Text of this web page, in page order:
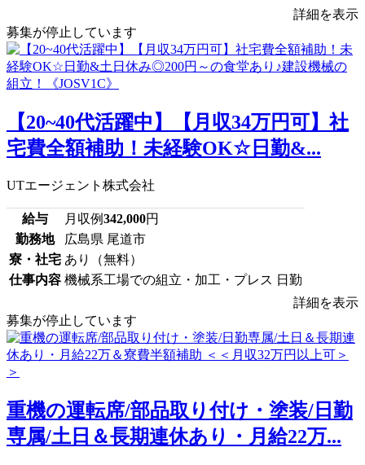
詳細を表示
募集が停止しています
【20~40代活躍中】【月収34万円可】社
宅費全額補助！未経験OK☆日勤&...
UTエージェント株式会社
給与 月収例342,000円
勤務地
広島県 尾道市
寮・社宅 あり（無料）
仕事内容 機械系工場での組立・加工・プレス 日勤
詳細を表示
募集が停止しています
重機の運転席/部品取り付け・塗装/日勤
専属/土日＆長期連休あり・月給22万...